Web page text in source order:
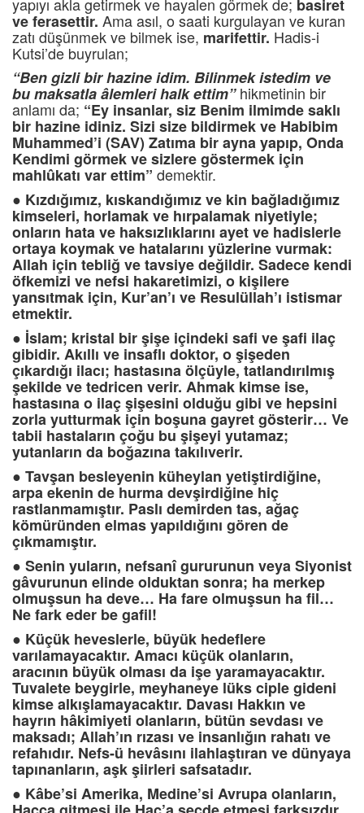
basiret
ve ferasettir. Ama asıl, o saati kurgulayan ve kuran
zatı düşünmek ve bilmek ise, marifettir. Hadis-i
Kutsi’de buyrulan;
“Ben gizli bir hazine idim. Bilinmek istedim ve
bu maksatla âlemleri halk ettim”hikmetinin bir
anlamı da; “Ey insanlar, siz Benim ilmimde saklı
bir hazine idiniz. Sizi size bildirmek ve Habibim
Muhammed’i (SAV) Zatıma bir ayna yapıp, Onda
Kendimi görmek ve sizlere göstermek için
mahlûkatı var ettim” demektir.
● Kızdığımız, kıskandığımız ve kin bağladığımız
kimseleri, horlamak ve hırpalamak niyetiyle;
onların hata ve haksızlıklarını ayet ve hadislerle
ortaya koymak ve hatalarını yüzlerine vurmak:
Allah için tebliğ ve tavsiye değildir. Sadece kendi
öfkemizi ve nefsi hakaretimizi, o kişilere
yansıtmak için, Kur’an’ı ve Resulüllah’ı istismar
etmektir.
● İslam; kristal bir şişe içindeki safi ve şafi ilaç
gibidir. Akıllı ve insaflı doktor, o şişeden
çıkardığı ilacı; hastasına ölçüyle, tatlandırılmış
şekilde ve tedricen verir. Ahmak kimse ise,
hastasına o ilaç şişesini olduğu gibi ve hepsini
zorla yutturmak için boşuna gayret gösterir… Ve
tabii hastaların çoğu bu şişeyi yutamaz;
yutanların da boğazına takılıverir.
● Tavşan besleyenin küheylan yetiştirdiğine,
arpa ekenin de hurma devşirdiğine hiç
rastlanmamıştır. Paslı demirden tas, ağaç
kömüründen elmas yapıldığını gören de
çıkmamıştır.
● Senin yuların, nefsanî gururunun veya Siyonist
gâvurunun elinde olduktan sonra; ha merkep
olmuşsun ha deve… Ha fare olmuşsun ha fil…
Ne fark eder be gafil!
● Küçük heveslerle, büyük hedeflere
varılamayacaktır. Amacı küçük olanların,
aracının büyük olması da işe yaramayacaktır.
Tuvalete beygirle, meyhaneye lüks ciple gideni
kimse alkışlamayacaktır. Davası Hakkın ve
hayrın hâkimiyeti olanların, bütün sevdası ve
maksadı; Allah’ın rızası ve insanlığın rahatı ve
refahıdır. Nefs-ü hevâsını ilahlaştıran ve dünyaya
tapınanların, aşk şiirleri safsatadır.
● Kâbe’si Amerika, Medine’si Avrupa olanların,